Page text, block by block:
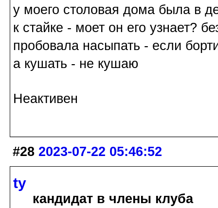
у моего столовая дома была в
к стайке - моет он его узнает?
пробовала насыпать - если
а кушать - не кушаю
Неактивен
#28 2023-07-22 05:46:52
ty
кандидат в члены клуба